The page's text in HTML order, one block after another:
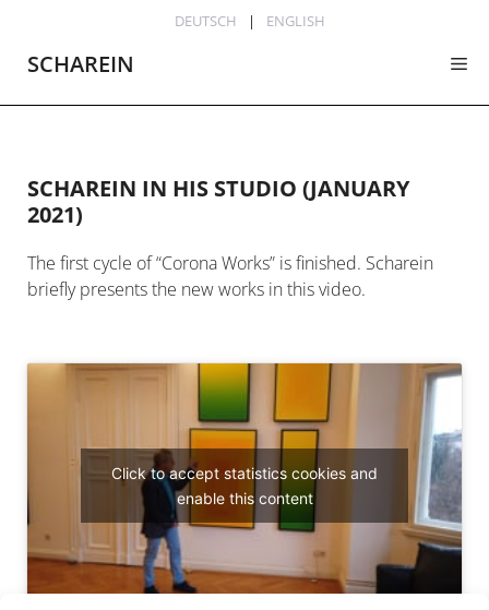
content
DEUTSCH ENGLISH
SCHAREIN
SCHAREIN IN HIS STUDIO (JANUARY
2021)
The first cycle of “Corona Works” is finished. Scharein
briefly presents the new works in this video.
Click to accept statistics cookies and
enable this content